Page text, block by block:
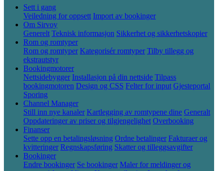
Sett i gang
Veiledning for oppsett Import av bookinger
Om Sirvoy
Generelt Teknisk informasjon Sikkerhet og sikkerhetskopier
Rom og romtyper
Rom og romtyper Kategorisér romtyper Tilby tillegg og
ekstrautstyr
Bookingmotorer
Nettsidebygger Installasjon på din nettside Tilpass
bookingmotoren Design og CSS Felter for input Gjesteportal
Sporing
Channel Manager
Still inn nye kanaler Kartlegging av romtypene dine Generalt
Oppdateringer av priser og tilgjengelighet Overbooking
Finanser
Sette opp en betalingsløsning Ordne betalinger Fakturaer og
kvitteringer Regnskapsføring Skatter og tilleggsavgifter
Bookinger
Endre bookinger Se bookinger Maler for meldinger og